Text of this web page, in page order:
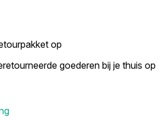
op
goederen bij je thuis op